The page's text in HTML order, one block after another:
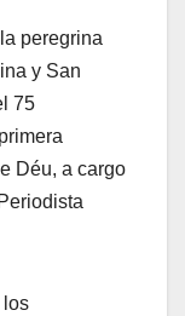
peregrina
y San
75
Déu, a cargo
los